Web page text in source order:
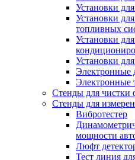
Установки
Установки
топливных
Установки
Установки
Электронные
Электронные
Стенды для чистки
Стенды для
Вибротестер
мощности
Люфт
Тест линия